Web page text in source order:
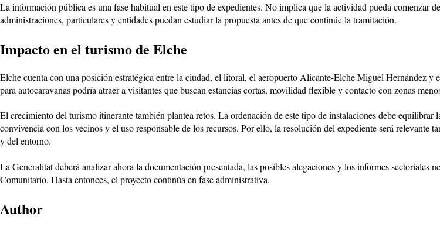
La información pública es una fase habitual en este tipo de expedientes. No implica que la actividad pueda comenzar
administraciones, particulares y entidades puedan estudiar la propuesta antes de que continúe la tramitación.
Impacto en el turismo de Elche
Elche cuenta con una posición estratégica entre la ciudad, el litoral, el aeropuerto Alicante-Elche Miguel Hernández y
para autocaravanas podría atraer a visitantes que buscan estancias cortas, movilidad flexible y contacto con zonas
El crecimiento del turismo itinerante también plantea retos. La ordenación de este tipo de instalaciones debe
convivencia con los vecinos y el uso responsable de los recursos. Por ello, la resolución del expediente será relevante
y del entorno.
La Generalitat deberá analizar ahora la documentación presentada, las posibles alegaciones y los informes sectoriales
Comunitario. Hasta entonces, el proyecto continúa en fase administrativa.
Author